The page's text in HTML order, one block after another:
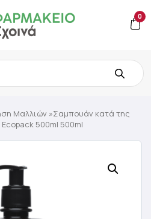
0
Μαλλιών »Σαμπουάν κατά της
500ml 500ml